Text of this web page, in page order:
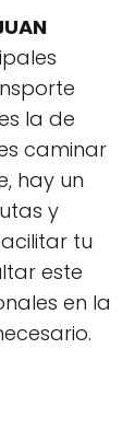
la de
caminar
hay un
y
tu
este
en la